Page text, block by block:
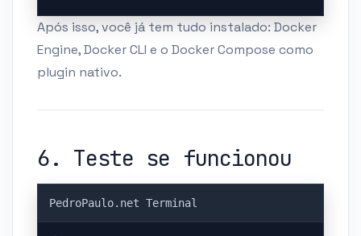
Após isso, você já tem tudo instalado: Docker
Engine, Docker CLI e o Docker Compose como
plugin nativo.
6. Teste se funcionou